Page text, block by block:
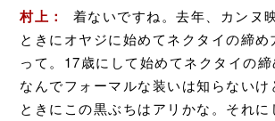
村上：
着ないですね。去年、カンヌ
ときにオヤジに始めてネクタイの締め
って。17歳にして始めてネクタイの
なんでフォーマルな装いは知らないけ
ときにこの黒ぶちはアリかな。それ